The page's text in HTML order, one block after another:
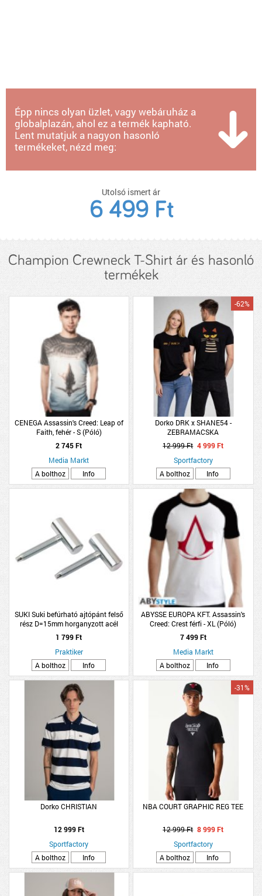
Épp nincs olyan üzlet, vagy webáruház a
globalplazán, ahol ez a termék kapható.
Lent mutatjuk a nagyon hasonló
termékeket, nézd meg:
Utolsó ismert ár
6 499 Ft
Champion Crewneck T-Shirt ár és hasonló
termékek
CENEGA Assassin's Creed: Leap of
Faith, fehér - S (Póló)
2 745 Ft
Media Markt
A bolthoz
Info
Dorko DRK x SHANE54 -
ZEBRAMACSKA
-62%
12 999 Ft 4 999 Ft
Sportfactory
A bolthoz
Info
SUKI Suki befúrható ajtópánt felső
rész D=15mm horganyzott acél
1 799 Ft
Praktiker
A bolthoz
Info
ABYSSE EUROPA KFT. Assassin's
Creed: Crest férfi - XL (Póló)
7 499 Ft
Media Markt
A bolthoz
Info
Dorko CHRISTIAN
12 999 Ft
Sportfactory
A bolthoz
Info
NBA COURT GRAPHIC REG TEE
-31%
12 999 Ft 8 999 Ft
Sportfactory
A bolthoz
Info